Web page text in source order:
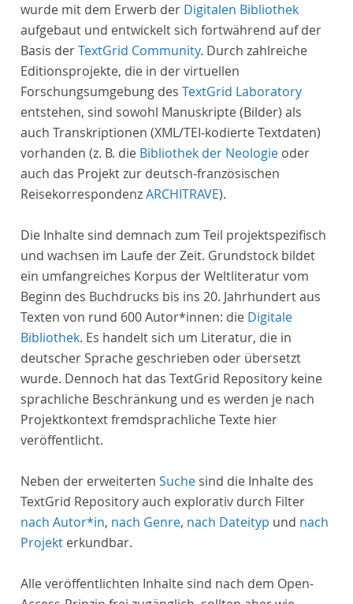
wurde mit dem Erwerb der Digitalen Bibliothek
aufgebaut und entwickelt sich fortwährend auf der
Basis derTextGrid Community. Durch zahlreiche
Editionsprojekte, die in der virtuellen
Forschungsumgebung des TextGrid Laboratory
entstehen, sind sowohl Manuskripte (Bilder) als
auch Transkriptionen (XML/TEI-kodierte Textdaten)
vorhanden (z. B. die Bibliothek der Neologie oder
auch das Projekt zur deutsch-französischen
ReisekorrespondenzARCHITRAVE).
Die Inhalte sind demnach zum Teil projektspezifisch
und wachsen im Laufe der Zeit. Grundstock bildet
ein umfangreiches Korpus der Weltliteratur vom
Beginn des Buchdrucks bis ins 20. Jahrhundert aus
Texten von rund 600 Autor*innen: die Digitale
Bibliothek. Es handelt sich um Literatur, die in
deutscher Sprache geschrieben oder übersetzt
wurde. Dennoch hat das TextGrid Repository keine
sprachliche Beschränkung und es werden je nach
Projektkontext fremdsprachliche Texte hier
veröffentlicht.
Neben der erweiterten Suche sind die Inhalte des
TextGrid Repository auch explorativ durch Filter
nach Autor*in, nach Genre, nach Dateityp und nach
Projekt erkundbar.
Alle veröffentlichten Inhalte sind nach dem Open-